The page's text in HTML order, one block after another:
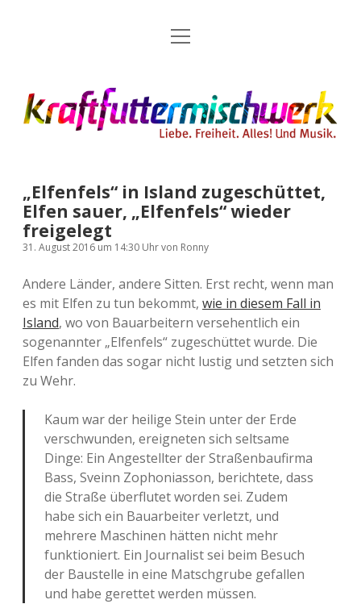
Kategorien
Die Wende
KFMW-Disco
Nur mal so
Täglicher Sinnwahn
Wandnotizen
Dates
Contact
Adventskalender 2011
Adventskalender 2012
Adventskalender 2014
Adventskalender 2015
Adventskalender 2016
Adventskalender 2017
Adventskalender 2018
facebook
instagram
rsssoundcloud
vimeoBluesky
Menü
„Elfenfels“ in Island zugeschüttet,
Elfen sauer, „Elfenfels“ wieder
freigelegt
31. August 2016 um 14:30 Uhrvon Ronny
Andere Länder, andere Sitten. Erst recht, wenn man
es mit Elfen zu tun bekommt, wie in diesem Fall in
Island, wo von Bauarbeitern versehentlich ein
sogenannter „Elfenfels“ zugeschüttet wurde. Die
Elfen fanden das sogar nicht lustig und setzten sich
zu Wehr.
Kaum war der heilige Stein unter der Erde
verschwunden, ereigneten sich seltsame
Dinge: Ein Angestellter der Straßenbaufirma
Bass, Sveinn Zophoniasson, berichtete, dass
die Straße überflutet worden sei. Zudem
habe sich ein Bauarbeiter verletzt, und
mehrere Maschinen hätten nicht mehr
funktioniert. Ein Journalist sei beim Besuch
der Baustelle in eine Matschgrube gefallen
und habe gerettet werden müssen.